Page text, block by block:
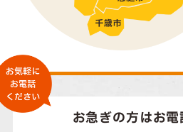
お急ぎの方はお